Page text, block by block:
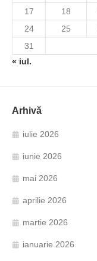
17
18
24
25
31
« iul.
Arhivă
iulie 2026
iunie 2026
mai 2026
aprilie 2026
martie 2026
ianuarie 2026